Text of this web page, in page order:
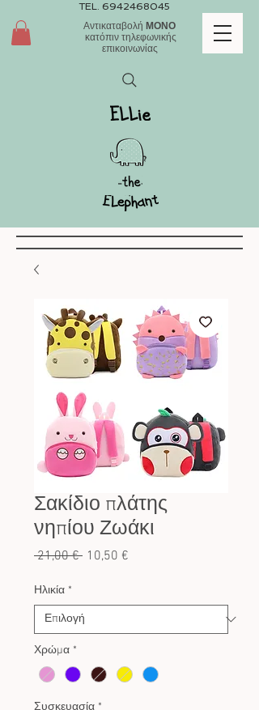
TEL. 6942468045
Αντικαταβολή ΜΟΝΟ
κατόπιν τηλεφωνικής
επικοινωνίας
Σακίδιο πλάτης
νηπίου Ζωάκι
21,00 € Κανονική
10,50 €
Ηλικία *
Χρώμα *